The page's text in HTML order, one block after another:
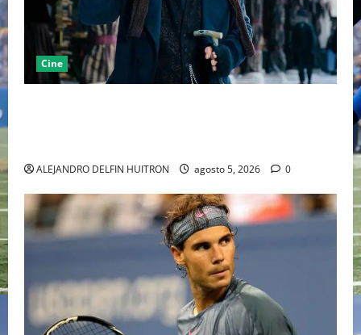
Cine
ALEJANDRO DELFIN HUITRON agosto 5, 2026 0